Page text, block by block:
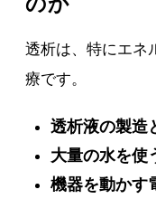
透析は、特にエネ
療です。
透析液の製造
大量の水を使
機器を動かす